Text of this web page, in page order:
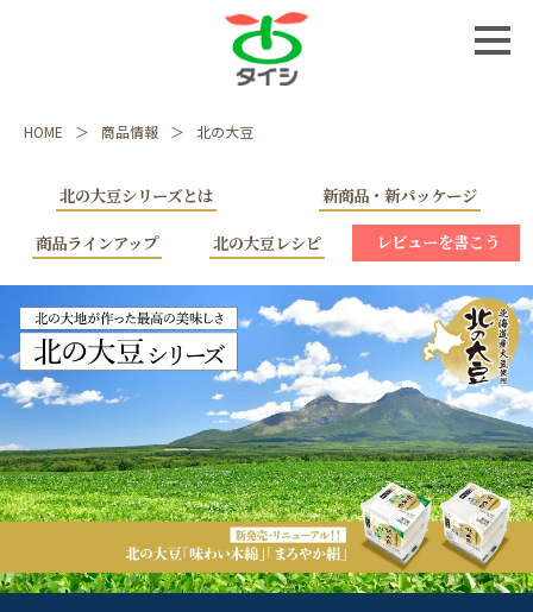
HOME 商品情報 北の大豆
北の大豆シリーズとは 新商品・新パッケージ
商品ラインアップ 北の大豆レシピ レビューを書こう